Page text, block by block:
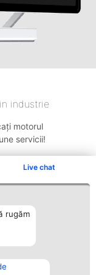
Live chat
rugăm
industrie
motorul
servicii!
Contact